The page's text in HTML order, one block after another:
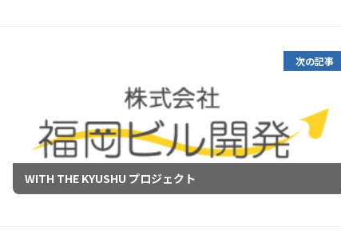
次の記事
WITH THE KYUSHU プロジェクト